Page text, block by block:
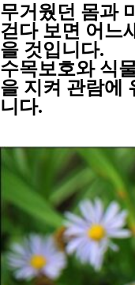
무거웠던 몸과
걷다 보면 어느
을 것입니다.
수목보호와 식
을 지켜 관람에
니다.